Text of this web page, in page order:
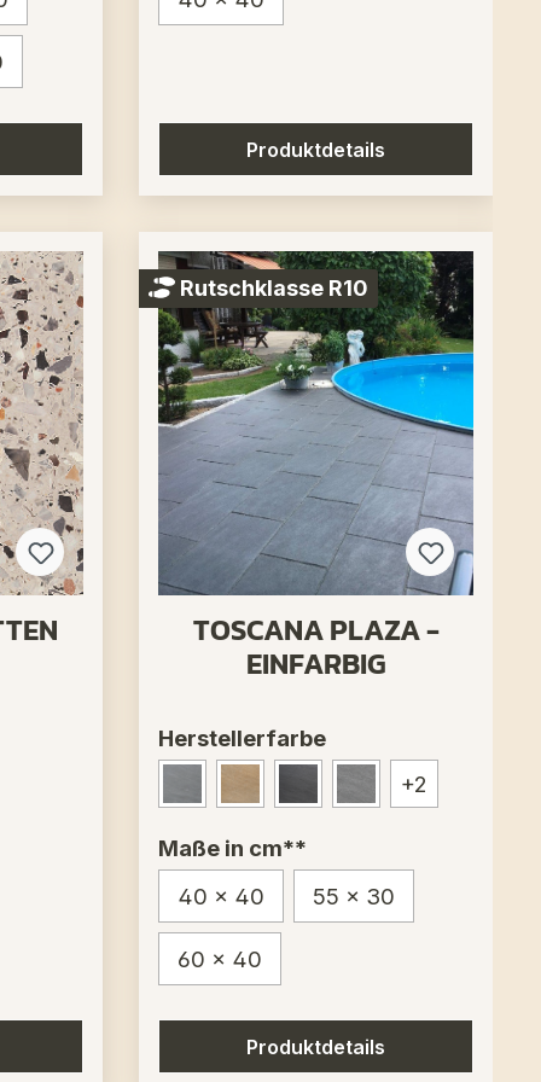
Produktdetails
Weiß - Nr. 10
Rutschklasse R10
TOSCANA PLAZA -
EINFARBIG
Herstellerfarbe
Blauquarz - Nr. 1500
Caramell - Nr. 1300
Dunkel/Grau - Nr.
Grau - Nr. 4002
+2
Maße in cm**
40 x 40
55 x 30
60 x 40
Produktdetails